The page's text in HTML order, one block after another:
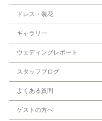
ドレス・装花
ギャラリー
ウェディングレポート
スタッフブログ
よくある質問
ゲストの方へ